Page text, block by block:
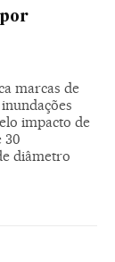
marcas de
impacto de
30
diâmetro